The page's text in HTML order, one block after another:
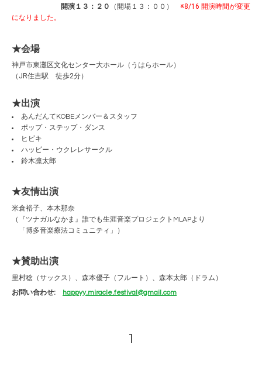
開演１３：２０
（開場１３：００） ※8/16 開演時間が変更
になりました。
★会場
神戸市東灘区文化センター大ホール（うはらホール）
（JR住吉駅 徒歩2分）
★出演
あんだんてKOBEメンバー＆スタッフ
ポップ・ステップ・ダンス
ヒビキ
ハッピー・ウクレレサークル
鈴木凛太郎
★友情出演
米倉裕子、本木那奈
（『ツナガルなかま』誰でも生涯音楽プロジェクトMLAPより
「博多音楽療法コミュニティ」）
★賛助出演
里村稔（サックス）、森本優子（フルート）、森本太郎（ドラム）
お問い合わせ: happyy.miracle.festival@gmail.com
1